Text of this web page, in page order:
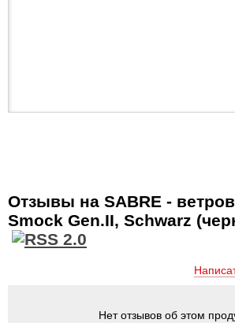
Отзывы на SABRE -
Smock Gen.II, Schwarz
Нет отзывов об этом